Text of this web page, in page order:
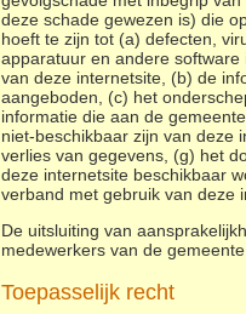
deze schade gewezen is) die
hoeft te zijn tot (a) defecten,
apparatuur en andere
van deze internetsite, (b) de
aangeboden, (c) het
informatie die aan de
niet-beschikbaar zijn van deze
verlies van gegevens, (g) het
deze internetsite beschikbaar
verband met gebruik van deze
De uitsluiting van
medewerkers van de
Toepasselijk recht